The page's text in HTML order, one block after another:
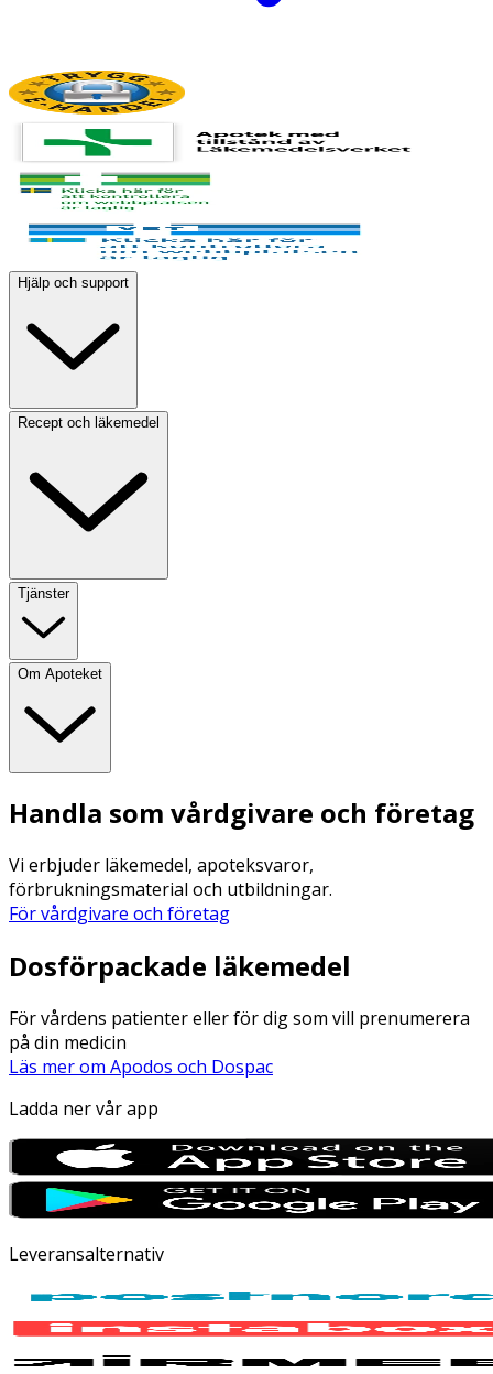
Hjälp och support
Recept och läkemedel
Tjänster
Om Apoteket
Handla som vårdgivare och företag
Vi erbjuder läkemedel, apoteksvaror,
förbrukningsmaterial och utbildningar.
För vårdgivare och företag
Dosförpackade läkemedel
För vårdens patienter eller för dig som vill prenumerera
på din medicin
Läs mer om Apodos och Dospac
Ladda ner vår app
Leveransalternativ